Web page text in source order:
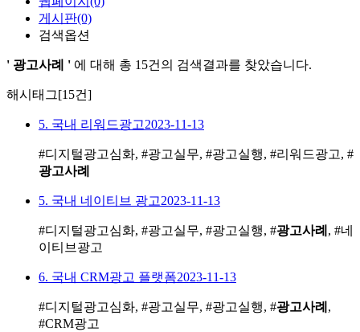
게시판(0)
검색옵션
' 광고사례 ' 에 대해 총 15건 의 검색결과를 찾았습니다.
해시태그[15건]
5. 국내 리워드광고2023-11-13
#디지털광고심화, #광고실무, #광고실행, #리워드광고, #
광고사례
5. 국내 네이티브 광고2023-11-13
#디지털광고심화, #광고실무, #광고실행, #광고사례 , #네
이티브광고
6. 국내 CRM광고 플랫폼2023-11-13
#디지털광고심화, #광고실무, #광고실행, #광고사례 ,
#CRM광고